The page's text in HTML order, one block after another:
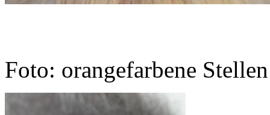
Foto: orangefarbene